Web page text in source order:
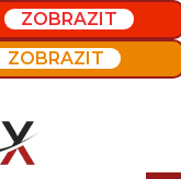
ZOBRAZIT
ZOBRAZIT